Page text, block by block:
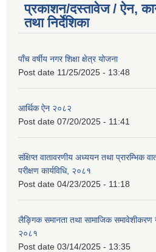
प्रकाशन/दस्तावेज / ऐन,
तथा निर्देशिका
पाँच वर्षीय नगर शिक्षा क्षेत्र योजना
Post date 11/25/2025 - 13:48
आर्थिक ऐन २०८२
Post date 07/20/2025 - 11:41
संक्षिप्त वातावरणीय अध्ययन तथा प्रारम्भिक
परीक्षण कार्यविधि, २०८१
Post date 04/23/2025 - 11:18
लैङ्गिक समानता तथा सामाजिक समावेशीकरण
२०८१
Post date 03/14/2025 - 13:35